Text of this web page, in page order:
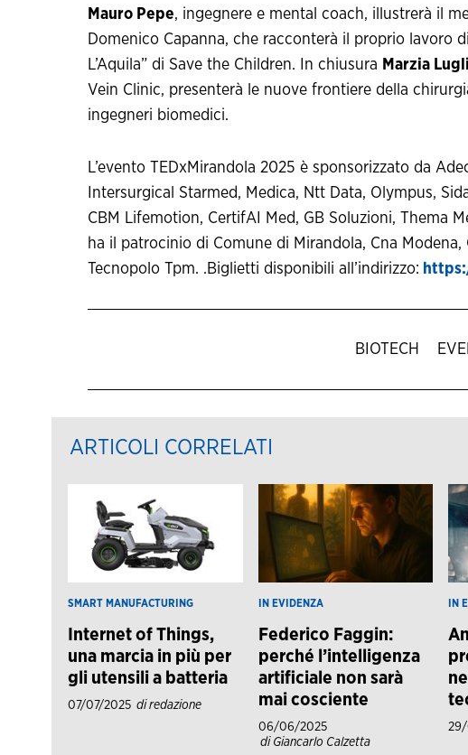
Mauro Pepe, ingegnere e mental coach, illustrerà il
Domenico Capanna, che racconterà il proprio lavoro
L’Aquila” di Save the Children. In chiusura Marzia Lugli
Vein Clinic, presenterà le nuove frontiere della
ingegneri biomedici.
L’evento TEDxMirandola 2025 è sponsorizzato da
Intersurgical Starmed, Medica, Ntt Data, Olympus,
CBM Lifemotion, CertifAI Med, GB Soluzioni, Thema
ha il patrocinio di Comune di Mirandola, Cna
Tecnopolo Tpm. .Biglietti disponibili all’indirizzo:
BIOTECH
ARTICOLI CORRELATI
SMART MANUFACTURING
Internet of Things,
una marcia in più per
gli utensili a batteria
07/07/2025 di redazione
IN EVIDENZA
Federico Faggin:
perché l’intelligenza
artificiale non sarà
mai cosciente
06/06/2025
di Giancarlo Calzetta
IN